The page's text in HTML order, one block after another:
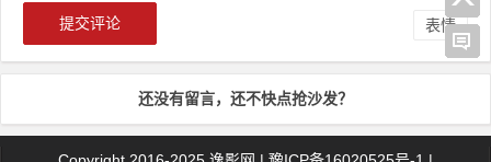
表情
还没有留言，还不快点抢沙发？